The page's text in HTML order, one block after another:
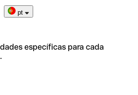
pt
específicas para cada